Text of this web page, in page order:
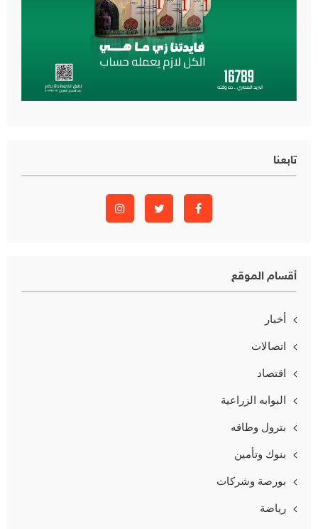
تابعنا
أقسام الموقع
أخبار
اتصالات
اقتصاد
البوابه الزراعية
بترول وطاقه
بنوك وتأمين
بورصة وشركات
رياضة